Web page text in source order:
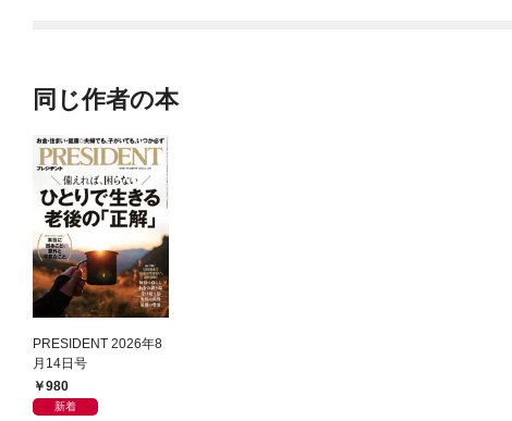
同じ作者の本
PRESIDENT 2026年8
月14日号
980
新着